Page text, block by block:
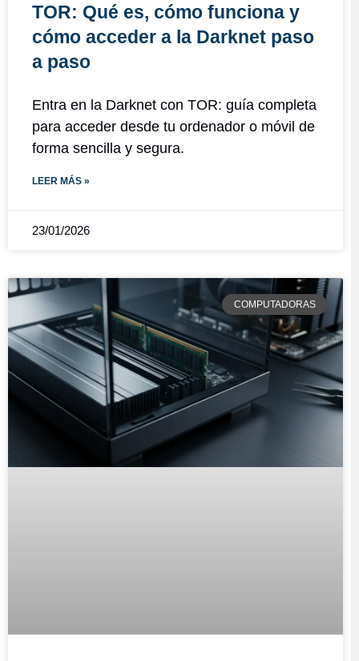
TOR: Qué es, cómo funciona y
cómo acceder a la Darknet paso
a paso
Entra en la Darknet con TOR: guía completa
para acceder desde tu ordenador o móvil de
forma sencilla y segura.
LEER MÁS »
23/01/2026
COMPUTADORAS